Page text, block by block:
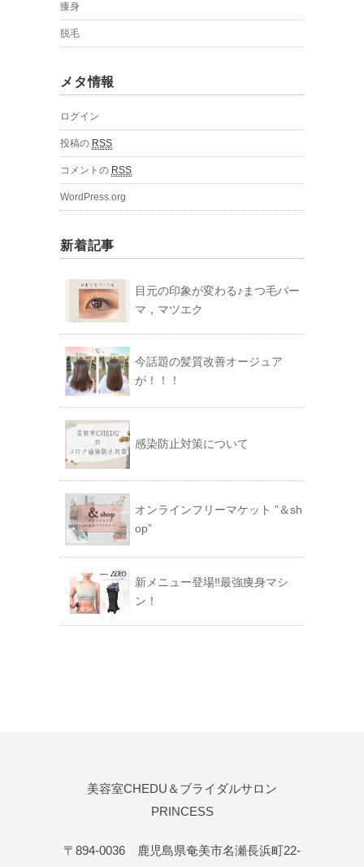
痩身
脱毛
メタ情報
ログイン
投稿の RSS
コメントの RSS
WordPress.org
新着記事
目元の印象が変わる♪まつ毛パー
マ，マツエク
今話題の髪質改善オージュア
が！！！
感染防止対策について
オンラインフリーマケット ”＆sh
op”
新メニュー登場‼︎最強痩身マシ
ン！
美容室CHEDU＆ブライダルサロン
PRINCESS
〒894-0036 鹿児島県奄美市名瀬長浜町22-